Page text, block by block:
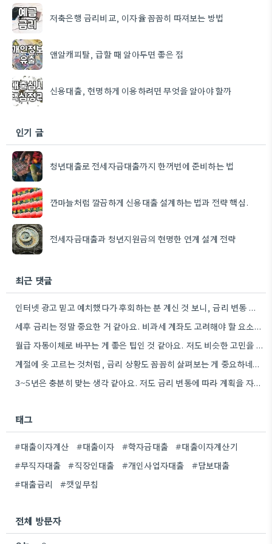
저축은행 금리비교, 이자율 꼼꼼히 따져보는 방법
앤알캐피탈, 급할 때 알아두면 좋은 점
신용대출, 현명하게 이용하려면 무엇을 알아야 할까
인기 글
청년대출로 전세자금대출까지 한꺼번에 준비하는 법
깐마늘처럼 깔끔하게 신용대출 설계하는 법과 전략 핵심.
전세자금대출과 청년지원금의 현명한 연계 설계 전략
최근 댓글
인터넷 광고 믿고 예치했다가 후회하는 분 계신 것 보니, 금리 변동 진짜 빠르게 돌아간다는 걸…
세후 금리는 정말 중요한 거 같아요. 비과세 계좌도 고려해야 할 요소인데, 실제 수령액 계산을 해보니…
월급 자동이체로 바꾸는 게 좋은 팁인 것 같아요. 저도 비슷한 고민을 하고 있는데, 실제로 금리…
계절에 옷 고르는 것처럼, 금리 상황도 꼼꼼히 살펴보는 게 중요하네요. 특히 장기적으로 대출을 할 때는…
3~5년은 충분히 맞는 생각 같아요. 저도 금리 변동에 따라 계획을 자주 수정하다 보니, 장기적인 관점에서…
태그
#대출이자계산 #대출이자 #학자금대출
#대출이자계산기
#무직자대출
#직장인대출 #개인사업자대출
#담보대출
#대출금리
#깻잎무침
전체 방문자